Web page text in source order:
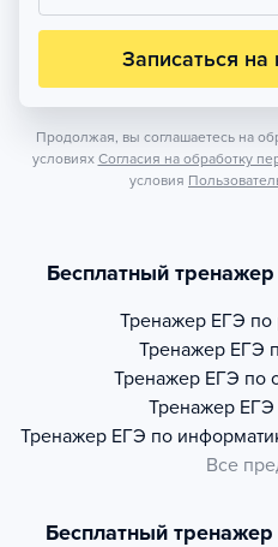
Записаться на
Продолжая, вы соглашаетесь на
условиях Согласия на обработку
условия
Бесплатный
Тренажер ЕГЭ по
Тренажер ЕГЭ
Тренажер ЕГЭ по
Тренажер ЕГЭ
Тренажер ЕГЭ по
Все
Бесплатный